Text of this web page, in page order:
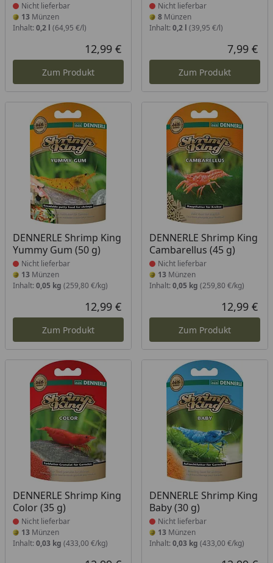
Nicht lieferbar
13 Münzen
Inhalt: 0,2 l (64,95 €/l)
Aktueller Preis
12,99 €
Zum Produkt
Nicht lieferbar
8Münzen
Inhalt: 0,2 l (39,95 €/l)
7,99 €
Zum Produkt
DENNERLE Shrimp King
Yummy Gum (50 g)
Produkt nicht lieferbar
Nicht lieferbar
13 Münzen
Inhalt: 0,05 kg (259,80 €/kg)
Aktueller Preis
12,99 €
Zum Produkt
DENNERLE Shrimp King
Cambarellus (45 g)
Produkt nicht lieferbar
Nicht lieferbar
13Münzen
Inhalt: 0,05 kg (259,80 €/kg)
12,99 €
Zum Produkt
DENNERLE Shrimp King
Color (35 g)
Produkt nicht lieferbar
Nicht lieferbar
13 Münzen
Inhalt: 0,03 kg (433,00 €/kg)
DENNERLE Shrimp King
Baby (30 g)
Produkt nicht lieferbar
Nicht lieferbar
13Münzen
Inhalt: 0,03 kg (433,00 €/kg)